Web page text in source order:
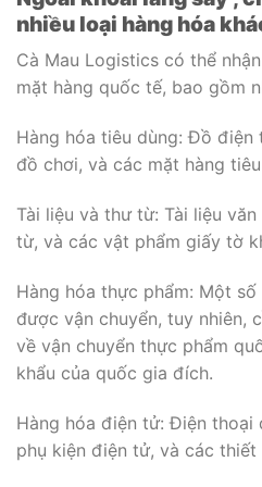
nhiều loại hàng hóa
Cà Mau Logistics có thể
mặt hàng quốc tế, bao gồm
Hàng hóa tiêu dùng: Đồ điện
đồ chơi, và các mặt hàng
Tài liệu và thư từ: Tài liệu
từ, và các vật phẩm giấy tờ
Hàng hóa thực phẩm: Một
được vận chuyển, tuy nhiên,
về vận chuyển thực phẩm
khẩu của quốc gia đích.
Hàng hóa điện tử: Điện thoại
phụ kiện điện tử, và các